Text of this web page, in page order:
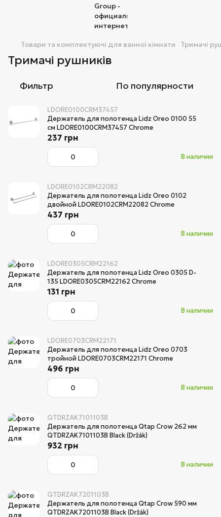
Товари та комплектуючі для ванної кімнати Тримачі
Тримачі рушників
Фильтр По популярности
LDORE0100CRM37457
Держатель для полотенца Lidz Oreo 0100 55
см LDORE0100CRM37457 Chrome
В наличии
237 грн
LDORE0102CRM22082
Держатель для полотенца Lidz Oreo 0102
двойной LDORE0102CRM22082 Chrome
В наличии
437 грн
LDORE0305CRM22162
Держатель для полотенца Lidz Oreo 0305 D-
135 LDORE0305CRM22162 Chrome
В наличии
131 грн
LDORE0703CRM22171
Держатель для полотенца Lidz Oreo 0703
тройной LDORE0703CRM22171 Chrome
В наличии
496 грн
QTDRZAK7101103B
Держатель для полотенца Qtap Crow 262 мм
QTDRZAK7101103B Black (Držák)
В наличии
932 грн
QTDRZAK7201103B
Держатель для полотенца Qtap Crow 590 мм
QTDRZAK7201103B Black (Držák)